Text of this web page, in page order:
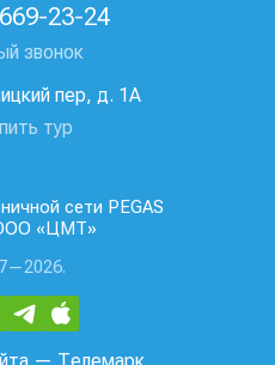
сети PEGAS
«ЦМТ»
23-24
звонок
пер, д. 1А
тур